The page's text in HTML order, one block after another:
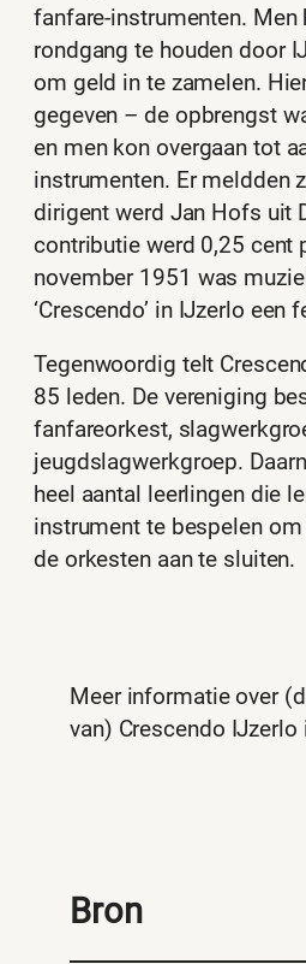
fanfare-instrumenten. Men
rondgang te houden door
om geld in te zamelen.
gegeven – de opbrengst
en men kon overgaan tot
instrumenten. Er meldden
dirigent werd Jan Hofs uit
contributie werd 0,25 cent
november 1951 was
‘Crescendo’ in IJzerlo een
Tegenwoordig telt
85 leden. De vereniging
fanfareorkest,
jeugdslagwerkgroep.
heel aantal leerlingen die
instrument te bespelen
de orkesten aan te sluiten.
Meer informatie over
van) Crescendo
Bron